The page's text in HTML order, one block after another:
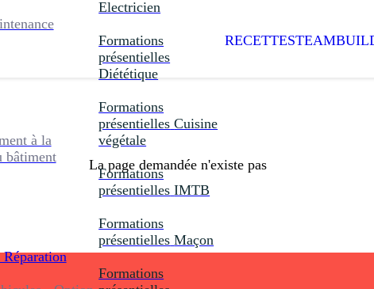
à la
bâtiment
Electricien
Formations
présentielles
Diététique
Formations
présentielles Cuisine
végétale
Formations
présentielles IMTB
Formations
présentielles Maçon
Formations
RECETTES
La page demandée n'existe pas